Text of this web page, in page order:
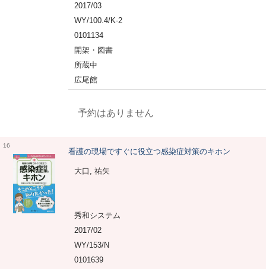
2017/03
WY/100.4/K-2
0101134
開架・図書
所蔵中
広尾館
予約はありません
16
看護の現場ですぐに役立つ感染症対策のキホン
大口, 祐矢
秀和システム
2017/02
WY/153/N
0101639